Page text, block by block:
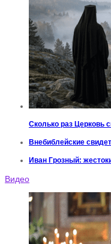
Сколько раз Церковь
Внебиблейские
Иван Грозный:
Видео